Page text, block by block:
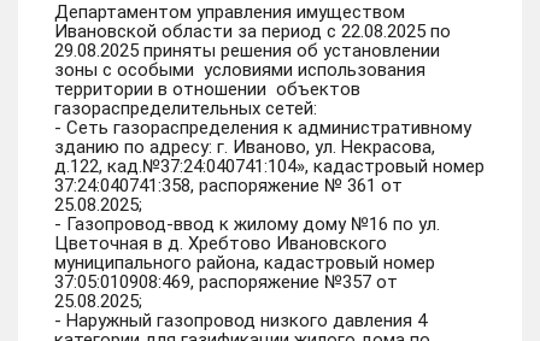
Департаментом управления имуществом
Ивановской области за период с 22.08.2025 по
29.08.2025 приняты решения об установлении
зоны с особыми условиями использования
территории в отношении объектов
газораспределительных сетей:
- Сеть газораспределения к административному
зданию по адресу: г. Иваново, ул. Некрасова,
д.122, кад.№37:24:040741:104», кадастровый номер
37:24:040741:358, распоряжение № 361 от
25.08.2025;
- Газопровод-ввод к жилому дому №16 по ул.
Цветочная в д. Хребтово Ивановского
муниципального района, кадастровый номер
37:05:010908:469, распоряжение №357 от
25.08.2025;
- Наружный газопровод низкого давления 4